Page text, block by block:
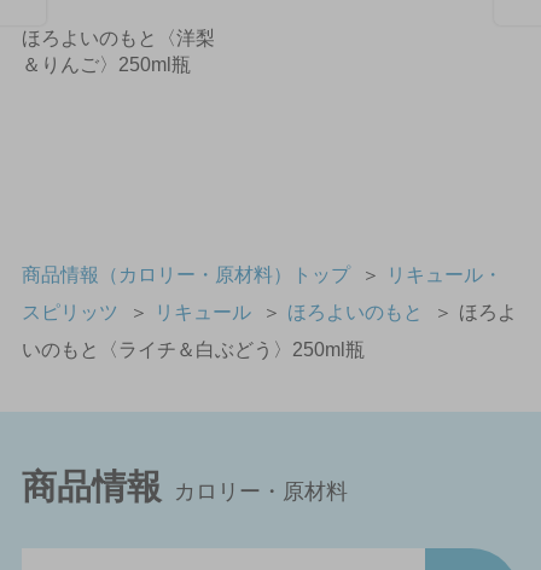
ほろよいのもと〈洋梨
＆りんご〉250ml瓶
商品情報（カロリー・原材料）トップ ＞
リキュール・
スピリッツ
＞ リキュール ＞ ほろよいのもと ＞ ほろよ
いのもと〈ライチ＆白ぶどう〉250ml瓶
商品情報 カロリー・原材料